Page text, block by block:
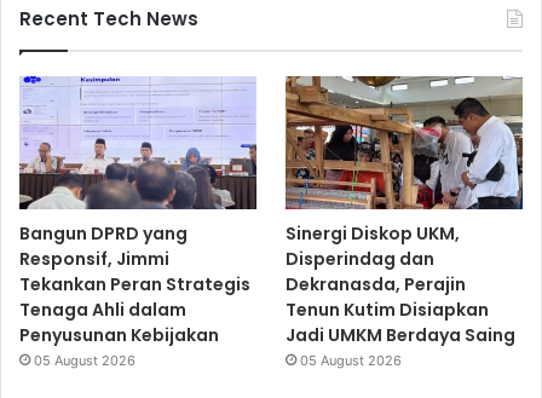
Recent Tech News
Bangun DPRD yang
Responsif, Jimmi
Tekankan Peran Strategis
Tenaga Ahli dalam
Penyusunan Kebijakan
05 August 2026
Sinergi Diskop UKM,
Disperindag dan
Dekranasda, Perajin
Tenun Kutim Disiapkan
Jadi UMKM Berdaya Saing
05 August 2026